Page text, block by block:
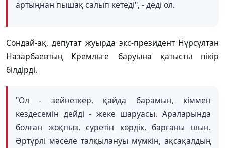
артыңнан пышақ салып кетеді", - деді ол.
Сондай-ақ, депутат жуырда экс-президент Нұрсұлтан
Назарбаевтың Кремльге баруына қатысты пікір
білдірді.
"Ол - зейнеткер, қайда барамын, кіммен
кездесемін дейді - жеке шаруасы. Араларында
болған жоқпыз, суретін көрдік, барғаны шын.
Әртүрлі мәселе талқылануы мүмкін, ақсақалдың